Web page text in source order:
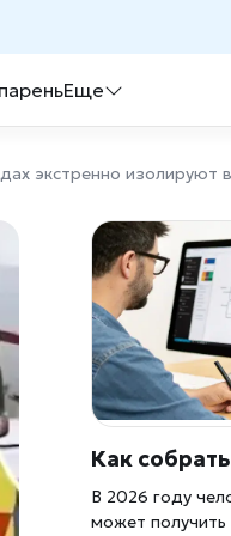
Еще
экстренно изолируют
Как собрать рабочее веб-
В 2026 году
может получить